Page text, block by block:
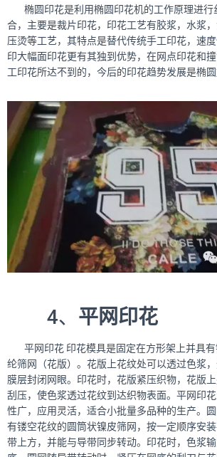
椭圆印花是利用椭圆印花机的工作原理进行
合，主要是裁片印花，印花工艺有胶浆，水浆，
压烫等工艺，其特点是替代传统手工印花，速
印大幅面印花更有其独到优势，在网点印花和
工印花所达不到的，今后的印花趋势发展是椭圆
4、 平网印花
平网印花 印花模具是固定在方形架上并具有
纶筛网（花版）。花版上花纹处可以透过色浆
膜层封闭网眼。印花时，花版紧压织物，花版
刮压，使色浆透过花纹到达织物表面。平网印
性广，应用灵活，适合小批量多品种的生产。
有镂空花纹的圆筒状镍皮筛网，按一定顺序安
带上方，并能与导带同步转动。印花时，色浆